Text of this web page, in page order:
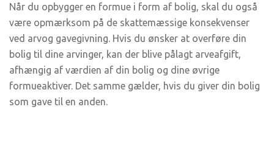
Når du opbygger en formue i form af bolig, skal du også
være opmærksom på de skattemæssige konsekvenser
ved arvog gavegivning. Hvis du ønsker at overføre din
bolig til dine arvinger, kan der blive pålagt arveafgift,
afhængig af værdien af din bolig og dine øvrige
formueaktiver. Det samme gælder, hvis du giver din bolig
som gave til en anden.